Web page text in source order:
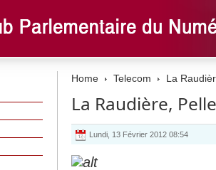
Home Telecom La
La Raudière,
Lundi, 13 Février 2012 08:54